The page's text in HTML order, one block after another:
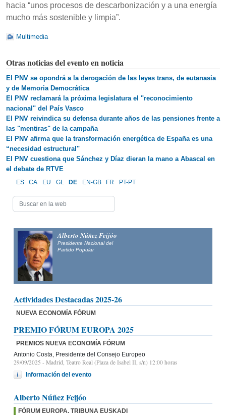
hacia “unos procesos de descarbonización y a una energía
mucho más sostenible y limpia”.
Multimedia
Otras noticias del evento en noticia
El PNV se opondrá a la derogación de las leyes trans, de eutanasia
y de Memoria Democrática
El PNV reclamará la próxima legislatura el "reconocimiento
nacional" del País Vasco
El PNV reivindica su defensa durante años de las pensiones frente a
las "mentiras" de la campaña
El PNV afirma que la transformación energética de España es una
“necesidad estructural"
El PNV cuestiona que Sánchez y Díaz dieran la mano a Abascal en
el debate de RTVE
ES CA EU GL DE EN-GB FR PT-PT
Alberto Núñez Feijóo
Presidente Nacional del
Partido Popular
Actividades Destacadas 2025-26
NUEVA ECONOMÍA FÓRUM
PREMIO FÓRUM EUROPA 2025
PREMIOS NUEVA ECONOMÍA FÓRUM
Antonio Costa, Presidente del Consejo Europeo
29/09/2025 - Madrid, Teatro Real (Plaza de Isabel II, s/n) 12:00 horas
Información del evento
Alberto Núñez Feijóo
FÓRUM EUROPA. TRIBUNA EUSKADI